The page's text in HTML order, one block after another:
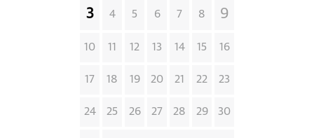
3 4 5 6 7 8 9
10 11 12 13 14 15 16
17 18 19 20 21 22 23
24 25 26 27 28 29 30